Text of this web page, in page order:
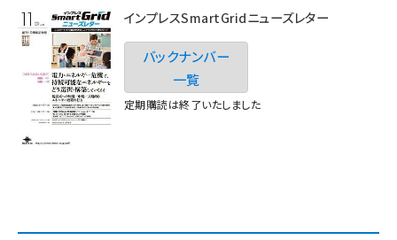
インプレスSmartGridニューズレター
バックナンバー
一覧
定期購読は終了いたしました